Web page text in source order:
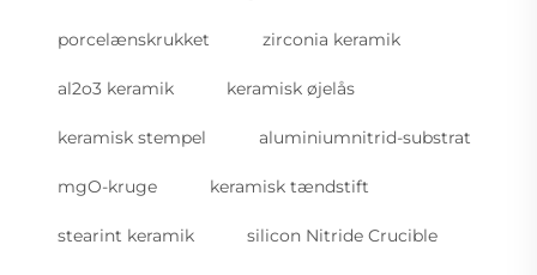
porcelænskrukket zirconia keramik
al2o3 keramik keramisk øjelås
keramisk stempel aluminiumnitrid-substrat
mgO-kruge keramisk tændstift
stearint keramik silicon Nitride Crucible